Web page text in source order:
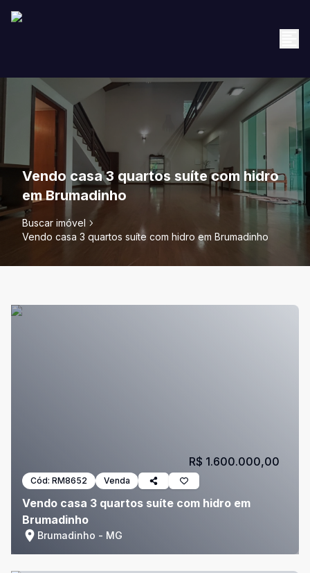
Vendo casa 3 quartos suíte com hidro
em Brumadinho
Buscar imóvel
Vendo casa 3 quartos suíte com hidro em Brumadinho
Cód: RM8652 Venda
Vendo casa 3 quartos suíte com hidro em
Brumadinho
Brumadinho - MG
R$ 1.600.000,00